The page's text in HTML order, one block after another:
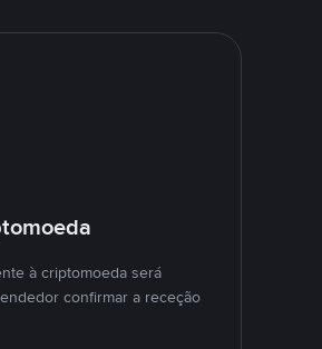
à criptomoeda será
confirmar a receção